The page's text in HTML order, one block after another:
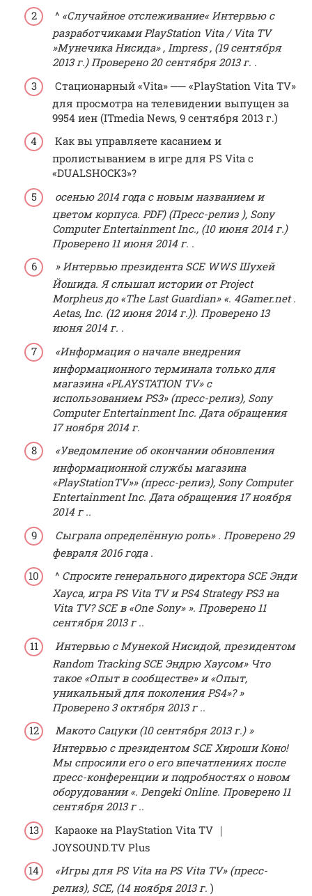
^ «Случайное отслеживание« Интервью с
разработчиками PlayStation Vita / Vita TV
»Мунечика Нисида», Impress, (19 сентября
2013 г.) Проверено 20 сентября 2013 г. .
Стационарный «Vita» ── «PlayStation Vita TV»
для просмотра на телевидении выпущен за
9954 иен (ITmedia News, 9 сентября 2013 г.)
Как вы управляете касанием и
пролистыванием в игре для PS Vita с
«DUALSHOCK3»?
осенью 2014 года с новым названием и
цветом корпуса. PDF) (Пресс-релиз ), Sony
Computer Entertainment Inc., (10 июня 2014 г.)
Проверено 11 июня 2014 г. .
»Интервью президента SCE WWS Шухей
Йошида. Я слышал истории от Project
Morpheus до «The Last Guardian»«. 4Gamer.net.
Aetas, Inc. (12 июня 2014 г.)). Проверено 13
июня 2014 г. .
«Информация о начале внедрения
информационного терминала только для
магазина «PLAYSTATION TV» с
использованием PS3»(пресс-релиз), Sony
Computer Entertainment Inc. Дата обращения
17 ноября 2014г.
«Уведомление об окончании обновления
информационной службы магазина
«PlayStationTV»»(пресс-релиз), Sony Computer
Entertainment Inc. Дата обращения 17 ноября
2014 г..
Сыграла определённую роль». Проверено 29
февраля 2016 года.
^ Спросите генерального директора SCE Энди
Хауса, игра PS Vita TV и PS4 Strategy PS3 на
Vita TV? SCE в «One Sony»». Проверено 11
сентября 2013г ..
Интервью с Мунекой Нисидой, президентом
Random Tracking SCE Эндрю Хаусом» Что
такое «Опыт в сообществе» и «Опыт,
уникальный для поколения PS4»?»
Проверено 3 октября 2013 г..
Макото Сацуки (10 сентября 2013 г.) »
Интервью с президентом SCE Хироши Коно!
Мы спросили его о его впечатлениях после
пресс-конференции и подробностях о новом
оборудовании«. Dengeki Online. Проверено 11
сентября 2013 г..
Караоке на PlayStation Vita TV ｜
JOYSOUND.TV Plus
«Игры для PS Vita на PS Vita TV»(пресс-
релиз), SCE, (14 ноября 2013 г. )